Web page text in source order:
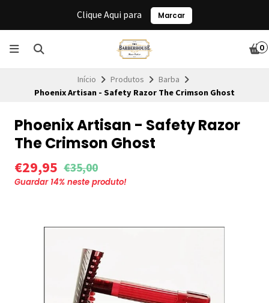
Clique Aqui para Marcar
0
Início Produtos
Barba
Phoenix Artisan - Safety Razor The Crimson Ghost
Phoenix Artisan - Safety Razor
The Crimson Ghost
€29,95 €35,00
Guardar 14% neste produto!